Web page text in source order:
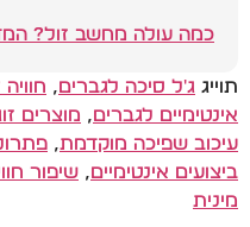
כמה עולה מחשב זול?
תוייג ג'ל סיכה לגברים, חוויה
אינטימיים לגברים, מוצרים
עיכוב שפיכה מוקדמת,
ביצועים אינטימיים, שיפור
מינית